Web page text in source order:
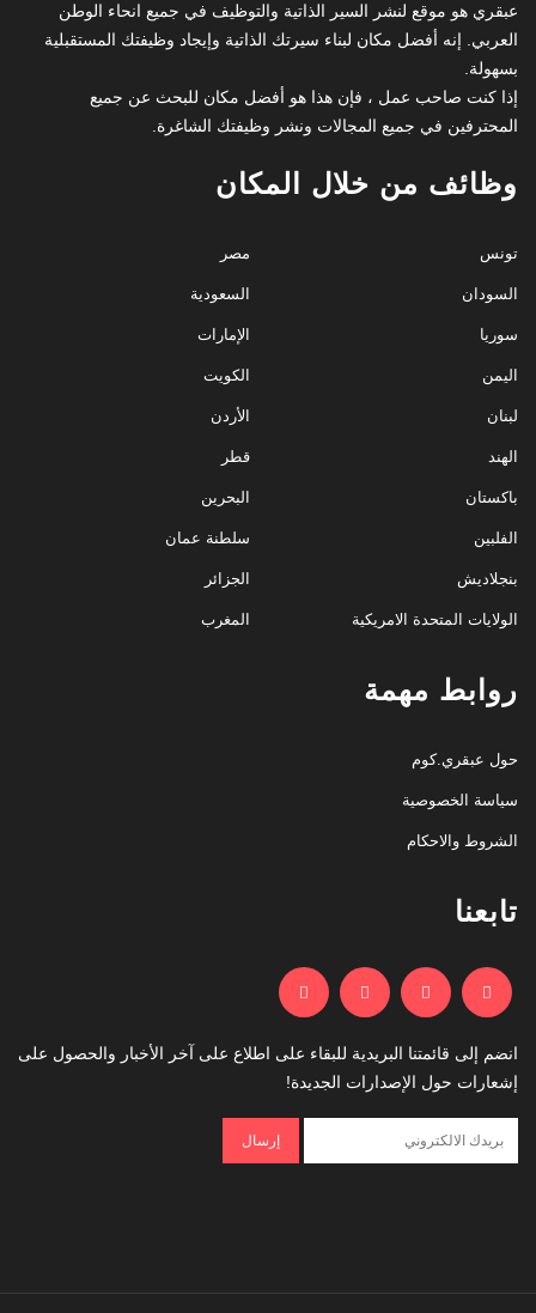
عبقري هو موقع لنشر السير الذاتية والتوظيف في جميع انحاء الوطن
العربي. إنه أفضل مكان لبناء سيرتك الذاتية وإيجاد وظيفتك المستقبلية
بسهولة.
إذا كنت صاحب عمل ، فإن هذا هو أفضل مكان للبحث عن جميع
المحترفين في جميع المجالات ونشر وظيفتك الشاغرة.
وظائف من خلال المكان
مصر
السعودية
الإمارات
الكويت
الأردن
قطر
البحرين
سلطنة عمان
الجزائر
المغرب
تونس
السودان
سوريا
اليمن
لبنان
الهند
باكستان
الفلبين
بنجلاديش
الولايات المتحدة الامريكية
روابط مهمة
حول عبقري.كوم
سياسة الخصوصية
الشروط والاحكام
تابعنا
انضم إلى قائمتنا البريدية للبقاء على اطلاع على آخر الأخبار والحصول على
إشعارات حول الإصدارات الجديدة!